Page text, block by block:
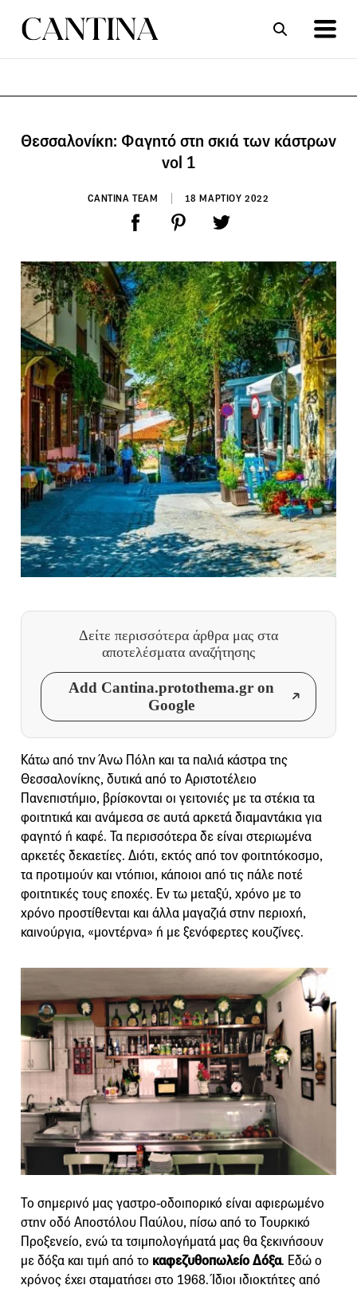
Θεσσαλονίκη: Φαγητό στη σκιά των κάστρων
vol 1
CANTINA TEAM 18 ΜΑΡΤΙΟΥ 2022
Δείτε περισσότερα άρθρα μας στα
αποτελέσματα αναζήτησης
Add Cantina.protothema.gr on
Google
Κάτω από την Άνω Πόλη και τα παλιά κάστρα της
Θεσσαλονίκης, δυτικά από το Αριστοτέλειο
Πανεπιστήμιο, βρίσκονται οι γειτονιές με τα στέκια τα
φοιτητικά και ανάμεσα σε αυτά αρκετά διαμαντάκια για
φαγητό ή καφέ. Τα περισσότερα δε είναι στεριωμένα
αρκετές δεκαετίες. Διότι, εκτός από τον φοιτητόκοσμο,
τα προτιμούν και ντόπιοι, κάποιοι από τις πάλε ποτέ
φοιτητικές τους εποχές. Εν τω μεταξύ, χρόνο με το
χρόνο προστίθενται και άλλα μαγαζιά στην περιοχή,
καινούργια, «μοντέρνα» ή με ξενόφερτες κουζίνες.
Το σημερινό μας γαστρο-οδοιπορικό είναι αφιερωμένο
στην οδό Αποστόλου Παύλου, πίσω από το Τουρκικό
Προξενείο, ενώ τα τσιμπολογήματά μας θα ξεκινήσουν
με δόξα και τιμή από το καφεζυθοπωλείο Δόξα. Εδώ ο
χρόνος έχει σταματήσει στο 1968. Ίδιοι ιδιοκτήτες από